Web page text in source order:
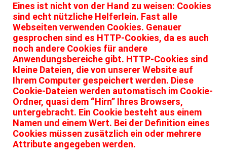
Eines ist nicht von der Hand zu weisen: Cookies
sind echt nützliche Helferlein. Fast alle
Webseiten verwenden Cookies. Genauer
gesprochen sind es HTTP-Cookies, da es auch
noch andere Cookies für andere
Anwendungsbereiche gibt. HTTP-Cookies sind
kleine Dateien, die von unserer Website auf
Ihrem Computer gespeichert werden. Diese
Cookie-Dateien werden automatisch im Cookie-
Ordner, quasi dem “Hirn” Ihres Browsers,
untergebracht. Ein Cookie besteht aus einem
Namen und einem Wert. Bei der Definition eines
Cookies müssen zusätzlich ein oder mehrere
Attribute angegeben werden.